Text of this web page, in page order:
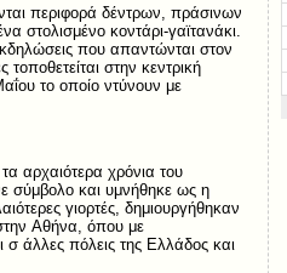
περιφορά δέντρων, πράσινων
κοντάρι-γαϊτανάκι.
που απαντώνται στον
στην κεντρική
το οποίο ντύνουν με
αρχαιότερα χρόνια του
σύμβολο και υμνήθηκε ως η
γιορτές, δημιουργήθηκαν
Aθήνα, όπου με
άλλες πόλεις της Eλλάδος και